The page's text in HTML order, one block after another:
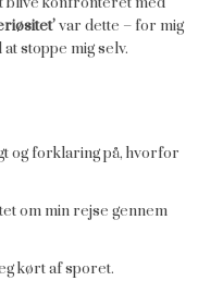
var dette – for mig
stoppe mig selv.
og forklaring på, hvorfor
om min rejse gennem
kørt af sporet.